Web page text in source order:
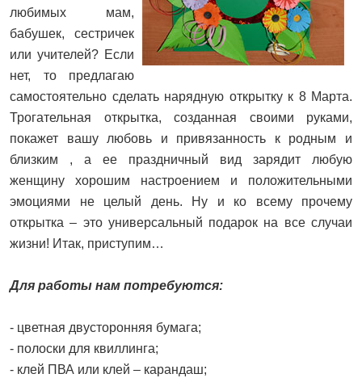
любимых мам,
бабушек, сестричек
или учителей? Если
нет, то предлагаю
самостоятельно сделать нарядную открытку к 8 Марта.
Трогательная открытка, созданная своими руками,
покажет вашу любовь и привязанность к родным и
близким , а ее праздничный вид зарядит любую
женщину хорошим настроением и положительными
эмоциями не целый день. Ну и ко всему прочему
открытка – это универсальный подарок на все случаи
жизни! Итак, приступим…
Для работы нам потребуются:
- цветная двусторонняя бумага;
- полоски для квиллинга;
- клей ПВА или клей – карандаш;